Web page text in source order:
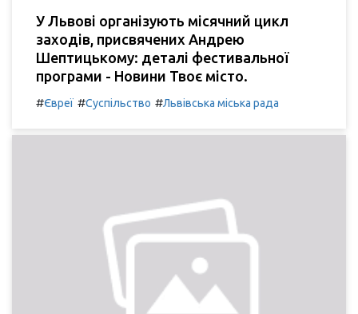
У Львові організують місячний цикл
заходів, присвячених Андрею
Шептицькому: деталі фестивальної
програми - Новини Твоє місто.
#Євреї #Суспільство #Львівська міська рада